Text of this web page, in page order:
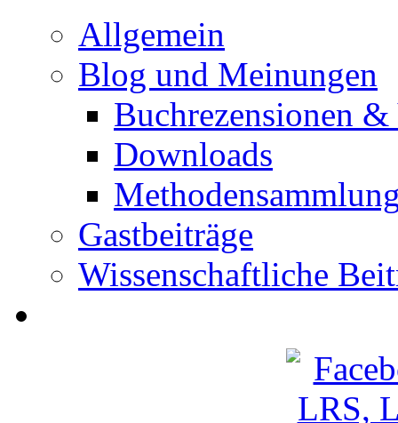
Allgemein
Blog und Meinungen
Buchrezensionen
Downloads
Gastbeiträge
Wissenschaftliche